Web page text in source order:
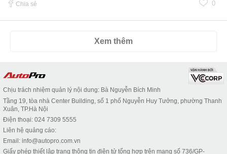
Chia sẻ 0
Xem thêm
Chịu trách nhiệm quản lý nội dung: Bà Nguyễn Bích Minh
Tầng 19, tòa nhà Center Building, số 1 phố Nguyễn Huy Tưởng, phường Thanh
Xuân, TP.Hà Nội
Điện thoại: 024 7309 5555
Liên hệ quảng cáo:
Email: info@autopro.com.vn
Giấy phép thiết lập trang thông tin điện tử tổng hợp trên mạng số 736/GP-